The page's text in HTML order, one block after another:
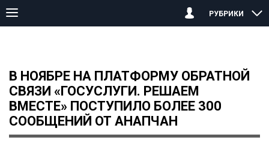
РУБРИКИ
В ноябре на Платформу обратной
В НОЯБРЕ НА ПЛАТФОРМУ ОБРАТНОЙ
СВЯЗИ «ГОСУСЛУГИ. РЕШАЕМ
ВМЕСТЕ» ПОСТУПИЛО БОЛЕЕ 300
СООБЩЕНИЙ ОТ АНАПЧАН